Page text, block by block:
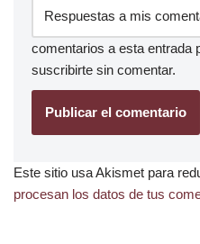
comentarios a esta entrada
suscribirte sin comentar.
Este sitio usa Akismet para
procesan los datos de tus